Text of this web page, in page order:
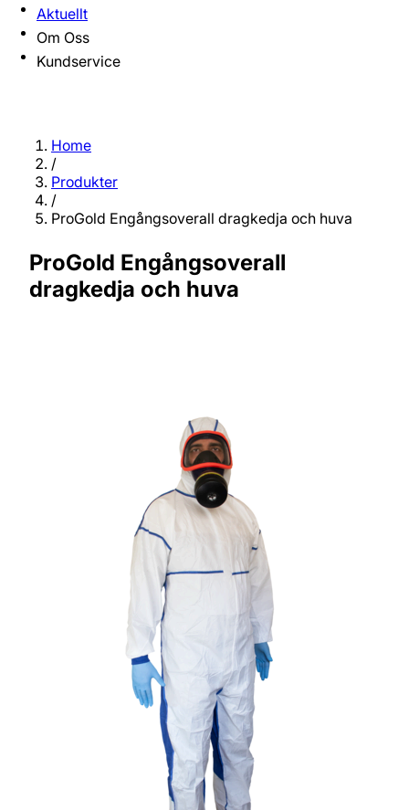
Aktuellt
Om Oss
Kundservice
Home
/
Produkter
/
ProGold Engångsoverall dragkedja och huva
ProGold Engångsoverall
dragkedja och huva